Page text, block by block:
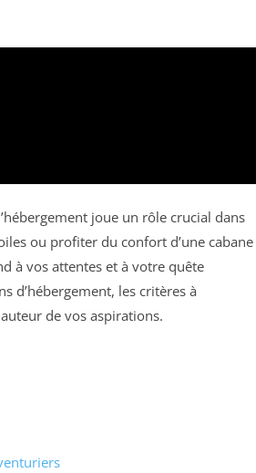
joue un rôle crucial dans
ou profiter du confort d’une cabane
à vos attentes et à votre quête
d’hébergement, les critères à
de vos aspirations.